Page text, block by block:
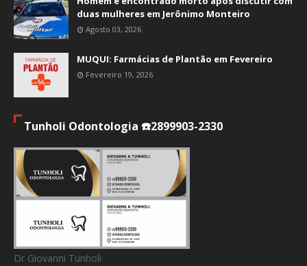
duas mulheres em Jerônimo Monteiro
Agosto 03, 2026
MUQUI: Farmácias de Plantão em Fevereiro
Fevereiro 19, 2026
Tunholi Odontologia ☎️2899903-2330
Dr Giovanni Tunholi